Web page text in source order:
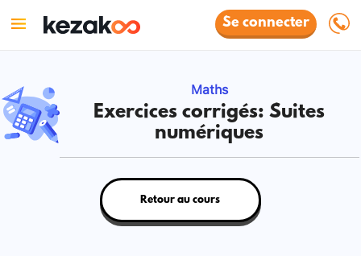
Se connecter
Maths
Exercices corrigés: Suites
numériques
Retour au cours